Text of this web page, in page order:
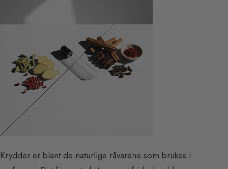
Krydder er blant de naturlige råvarene som brukes i